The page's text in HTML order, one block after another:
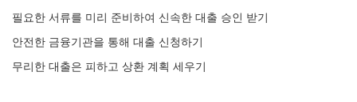
필요한 서류를 미리 준비하여 신속한 대출 승인 받기
안전한 금융기관을 통해 대출 신청하기
무리한 대출은 피하고 상환 계획 세우기